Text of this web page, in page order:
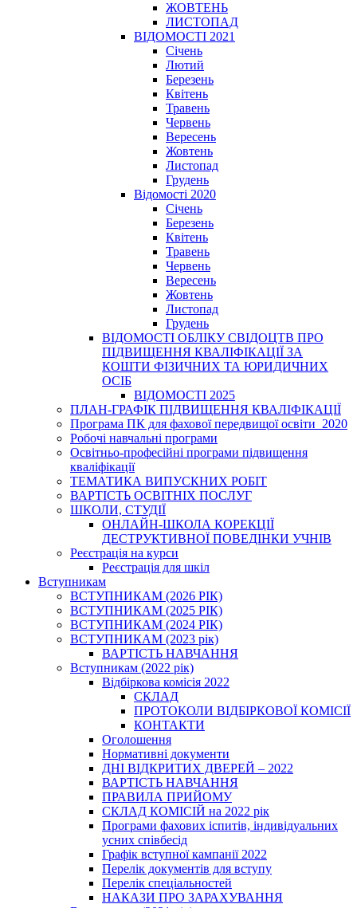
ЖОВТЕНЬ
ЛИСТОПАД
ВІДОМОСТІ 2021
Січень
Лютий
Березень
Квітень
Травень
Червень
Вересень
Жовтень
Листопад
Грудень
Відомості 2020
Січень
Березень
Квітень
Травень
Червень
Вересень
Жовтень
Листопад
Грудень
ВІДОМОСТІ ОБЛІКУ СВІДОЦТВ ПРО
ПІДВИЩЕННЯ КВАЛІФІКАЦІЇ ЗА
КОШТИ ФІЗИЧНИХ ТА ЮРИДИЧНИХ
ОСІБ
ВІДОМОСТІ 2025
ПЛАН-ГРАФІК ПІДВИЩЕННЯ КВАЛІФІКАЦІЇ
Програма ПК для фахової передвищої освіти_2020
Робочі навчальні програми
Освітньо-професійні програми підвищення
кваліфікації
ТЕМАТИКА ВИПУСКНИХ РОБІТ
ВАРТІСТЬ ОСВІТНІХ ПОСЛУГ
ШКОЛИ, СТУДІЇ
ОНЛАЙН-ШКОЛА КОРЕКЦІЇ
ДЕСТРУКТИВНОЇ ПОВЕДІНКИ УЧНІВ
Реєстрація на курси
Реєстрація для шкіл
Вступникам
ВСТУПНИКАМ (2026 РІК)
ВСТУПНИКАМ (2025 РІК)
ВСТУПНИКАМ (2024 РІК)
ВСТУПНИКАМ (2023 рік)
ВАРТІСТЬ НАВЧАННЯ
Вступникам (2022 рік)
Відбіркова комісія 2022
СКЛАД
ПРОТОКОЛИ ВІДБІРКОВОЇ КОМІСІЇ
КОНТАКТИ
Оголошення
Нормативні документи
ДНІ ВІДКРИТИХ ДВЕРЕЙ – 2022
ВАРТІСТЬ НАВЧАННЯ
ПРАВИЛА ПРИЙОМУ
СКЛАД КОМІСІЙ на 2022 рік
Програми фахових іспитів, індивідуальних
усних співбесід
Графік вступної кампанії 2022
Перелік документів для вступу
Перелік спеціальностей
НАКАЗИ ПРО ЗАРАХУВАННЯ